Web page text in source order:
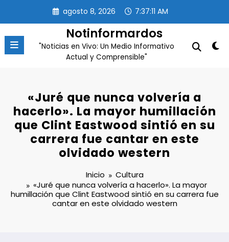
contenido
agosto 8, 2026 7:37:11 AM
Notinformardos
"Noticias en Vivo: Un Medio Informativo
Actual y Comprensible"
«Juré que nunca volvería a
hacerlo». La mayor humillación
que Clint Eastwood sintió en su
carrera fue cantar en este
olvidado western
Inicio
Cultura
«Juré que nunca volvería a hacerlo». La mayor
humillación que Clint Eastwood sintió en su carrera fue
cantar en este olvidado western